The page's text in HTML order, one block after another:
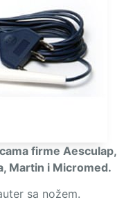
firme Aesculap,
Martin i Micromed.
sa nožem.